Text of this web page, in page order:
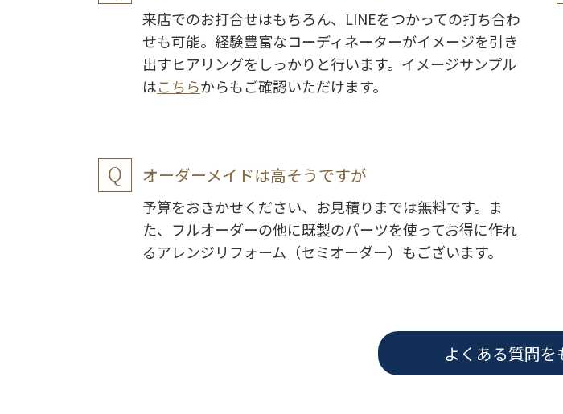
来店でのお打合せはもちろん、LINEをつかっての打ち合わ
せも可能。経験豊富なコーディネーターがイメージを引き
出すヒアリングをしっかりと行います。イメージサンプル
はこちらからもご確認いただけます。
オーダーメイドは高そうですが
予算をおきかせください、お見積りまでは無料です。ま
た、フルオーダーの他に既製のパーツを使ってお得に作れ
るアレンジリフォーム（セミオーダー）もございます。
よくある質問を